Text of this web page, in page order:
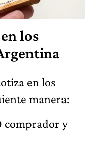
los
en los
manera:
comprador y